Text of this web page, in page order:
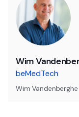
Wim
beMedTech
Wim